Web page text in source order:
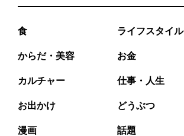
食 ライフスタイル
からだ・美容 お金
カルチャー 仕事・人生
お出かけ どうぶつ
漫画 話題